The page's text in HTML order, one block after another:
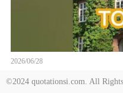
2026/06/28
©2024 quotationsi.com. All Rights